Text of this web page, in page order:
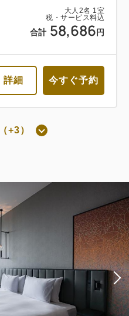
税・サービス料込
49,636
税・サービス料込
52,250円
詳細
大人 2名 1室
税・サービス料込
合計 58,686 円
詳細 今すぐ予約
税・サービス料込
会員価格 62,970円
大人 名 1 室
税・サービス料込
66,286
決済
+3）